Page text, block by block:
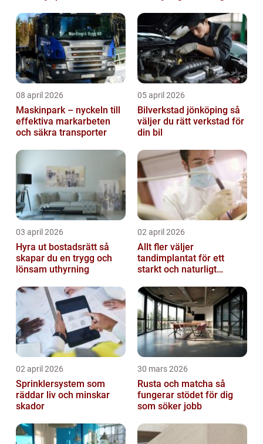
08 april 2026
Maskinpark – nyckeln till
effektiva markarbeten
och säkra transporter
05 april 2026
Bilverkstad jönköping så
väljer du rätt verkstad för
din bil
03 april 2026
Hyra ut bostadsrätt så
skapar du en trygg och
lönsam uthyrning
02 april 2026
Allt fler väljer
tandimplantat för ett
starkt och naturligt
02 april 2026
Sprinklersystem som
räddar liv och minskar
skador
30 mars 2026
Rusta och matcha så
fungerar stödet för dig
som söker jobb